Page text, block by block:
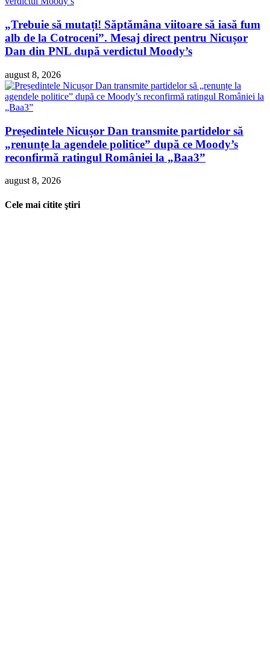
„Trebuie să mutați! Săptămâna viitoare să iasă fum
alb de la Cotroceni”. Mesaj direct pentru Nicușor
Dan din PNL după verdictul Moody’s
august 8, 2026
Președintele Nicușor Dan transmite partidelor să
„renunțe la agendele politice” după ce Moody’s
reconfirmă ratingul României la „Baa3”
august 8, 2026
Cele mai citite ştiri